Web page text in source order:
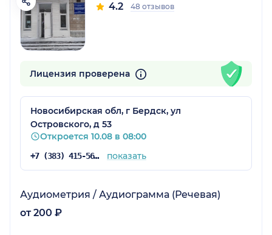
4.2 48 отзывов
Лицензия проверена
Новосибирская обл, г Бердск, ул
Островского, д 53
Откроется 10.08 в 08:00
+7 (383) 415-56-10 показать
Аудиометрия / Аудиограмма (Речевая)
от 200 ₽